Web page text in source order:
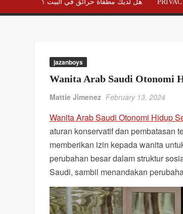
هل لديك مطفأة حرائق في البيت ؟
jazanboys
Wanita Arab Saudi Otonomi
Mattie Jimenez February 13, 2024
Wanita Arab Saudi Otonomi Hidup
aturan konservatif dan pembatasan
memberikan izin kepada wanita
perubahan besar dalam struktur
Saudi, sambil menandakan